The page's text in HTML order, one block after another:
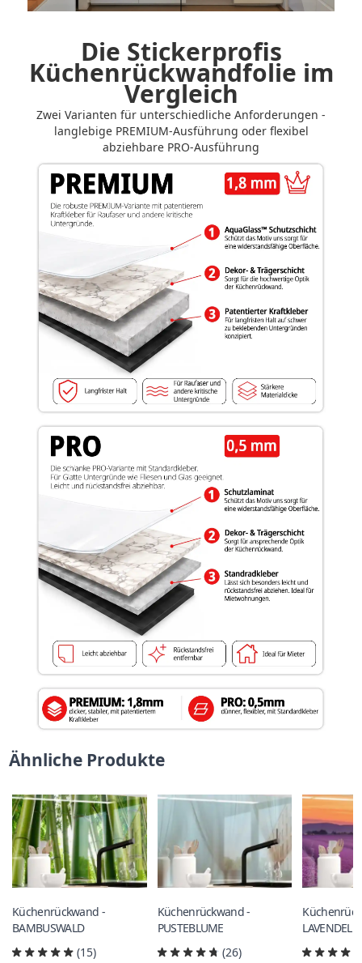
Die Stickerprofis
Küchenrückwandfolie im
Vergleich
Zwei Varianten für unterschiedliche Anforderungen -
langlebige PREMIUM-Ausführung oder flexibel
abziehbare PRO-Ausführung
Ähnliche Produkte
Küchenrückwand -
BAMBUSWALD
(15)
Küchenrückwand -
PUSTEBLUME
(26)